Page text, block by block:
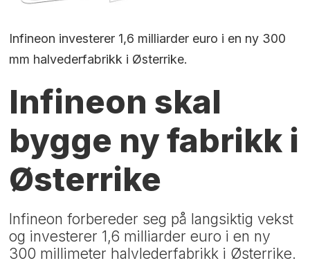
Infineon investerer 1,6 milliarder euro i en ny 300
mm halvederfabrikk i Østerrike.
Infineon skal
bygge ny fabrikk i
Østerrike
Infineon forbereder seg på langsiktig vekst
og investerer 1,6 milliarder euro i en ny
300 millimeter halvlederfabrikk i Østerrike.